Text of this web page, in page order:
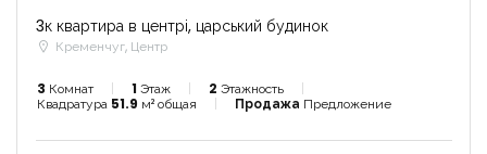
3к квартира в центрі, царський будинок
Кременчуг, Центр
3 Комнат 1 Этаж 2 Этажность
Квадратура 51.9 м² общая Продажа Предложение